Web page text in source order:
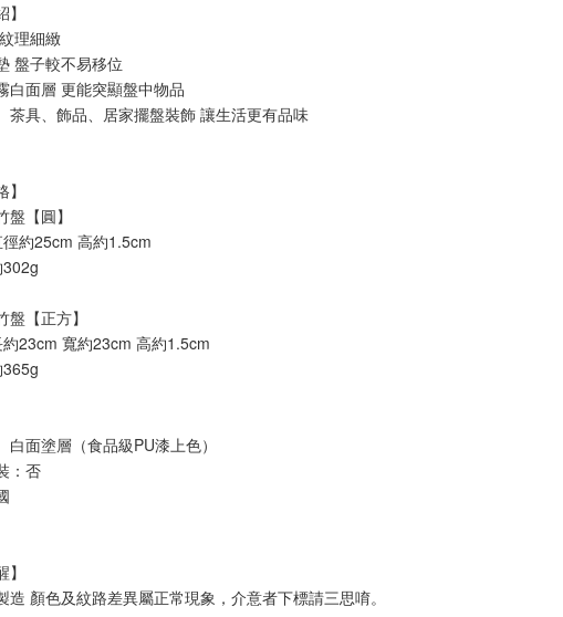
】
理細緻
盤子較不易移位
白面層 更能突顯盤中物品
茶具、飾品、居家擺盤裝飾 讓生活更有品味
】
【圓】
徑約25cm 高約1.5cm
【正方】
約23cm 寬約23cm 高約1.5cm
白面塗層（食品級PU漆上色）
：否
】
造 顏色及紋路差異屬正常現象，介意者下標請三思唷。